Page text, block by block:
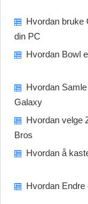
Hvordan bruke
din PC
Hvordan Bowl
Hvordan
Galaxy
Hvordan velge
Bros
Hvordan å
Hvordan Endre